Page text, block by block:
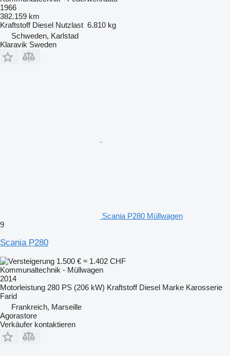
1966
382.159 km
Kraftstoff Diesel Nutzlast 6.810 kg
Schweden, Karlstad
Klaravik Sweden
Scania P280 Müllwagen
9
Scania P280
1.500 € ≈ 1.402 CHF
Kommunaltechnik - Müllwagen
2014
Motorleistung 280 PS (206 kW) Kraftstoff Diesel Marke Karosserie
Farid
Frankreich, Marseille
Agorastore
Verkäufer kontaktieren